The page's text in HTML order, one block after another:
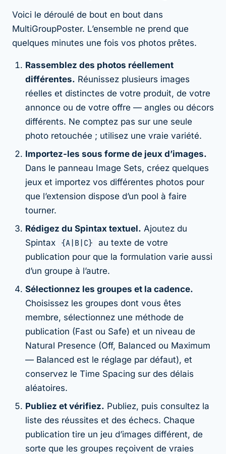
Voici le déroulé de bout en bout dans
MultiGroupPoster. L’ensemble ne prend que
quelques minutes une fois vos photos prêtes.
Rassemblez des photos réellement
différentes. Réunissez plusieurs images
réelles et distinctes de votre produit, de votre
annonce ou de votre offre — angles ou décors
différents. Ne comptez pas sur une seule
photo retouchée ; utilisez une vraie variété.
Importez-les sous forme de jeux d’images.
Dans le panneau Image Sets, créez quelques
jeux et importez vos différentes photos pour
que l’extension dispose d’un pool à faire
tourner.
Rédigez du Spintax textuel. Ajoutez du
Spintax {A|B|C} au texte de votre
publication pour que la formulation varie aussi
d’un groupe à l’autre.
Sélectionnez les groupes et la cadence.
Choisissez les groupes dont vous êtes
membre, sélectionnez une méthode de
publication (Fast ou Safe) et un niveau de
Natural Presence (Off, Balanced ou Maximum
— Balanced est le réglage par défaut), et
conservez le Time Spacing sur des délais
aléatoires.
Publiez et vérifiez. Publiez, puis consultez la
liste des réussites et des échecs. Chaque
publication tire un jeu d’images différent, de
sorte que les groupes reçoivent de vraies